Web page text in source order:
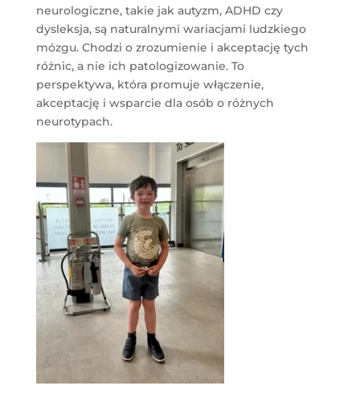
neurologiczne, takie jak autyzm, ADHD czy
dysleksja, są naturalnymi wariacjami ludzkiego
mózgu. Chodzi o zrozumienie i akceptację tych
różnic, a nie ich patologizowanie. To
perspektywa, która promuje włączenie,
akceptację i wsparcie dla osób o różnych
neurotypach.